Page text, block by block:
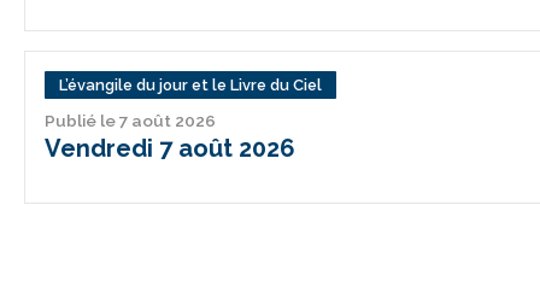
L’évangile du jour et le Livre du Ciel
Publié le 7 août 2026
Vendredi 7 août 2026